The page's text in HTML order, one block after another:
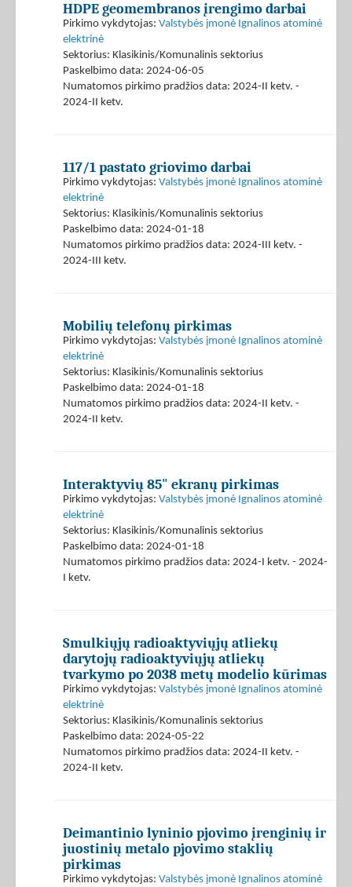
HDPE geomembranos įrengimo darbai
Pirkimo vykdytojas: Valstybės įmonė Ignalinos atominė
elektrinė
Sektorius: Klasikinis/Komunalinis sektorius
Paskelbimo data: 2024-06-05
Numatomos pirkimo pradžios data: 2024-II ketv. -
2024-II ketv.
117/1 pastato griovimo darbai
Pirkimo vykdytojas: Valstybės įmonė Ignalinos atominė
elektrinė
Sektorius: Klasikinis/Komunalinis sektorius
Paskelbimo data: 2024-01-18
Numatomos pirkimo pradžios data: 2024-III ketv. -
2024-III ketv.
Mobilių telefonų pirkimas
Pirkimo vykdytojas: Valstybės įmonė Ignalinos atominė
elektrinė
Sektorius: Klasikinis/Komunalinis sektorius
Paskelbimo data: 2024-01-18
Numatomos pirkimo pradžios data: 2024-II ketv. -
2024-II ketv.
Interaktyvių 85" ekranų pirkimas
Pirkimo vykdytojas: Valstybės įmonė Ignalinos atominė
elektrinė
Sektorius: Klasikinis/Komunalinis sektorius
Paskelbimo data: 2024-01-18
Numatomos pirkimo pradžios data: 2024-I ketv. - 2024-
I ketv.
Smulkiųjų radioaktyviųjų atliekų
darytojų radioaktyviųjų atliekų
tvarkymo po 2038 metų modelio kūrimas
Pirkimo vykdytojas: Valstybės įmonė Ignalinos atominė
elektrinė
Sektorius: Klasikinis/Komunalinis sektorius
Paskelbimo data: 2024-05-22
Numatomos pirkimo pradžios data: 2024-II ketv. -
2024-II ketv.
Deimantinio lyninio pjovimo įrenginių ir
juostinių metalo pjovimo staklių
pirkimas
Pirkimo vykdytojas: Valstybės įmonė Ignalinos atominė